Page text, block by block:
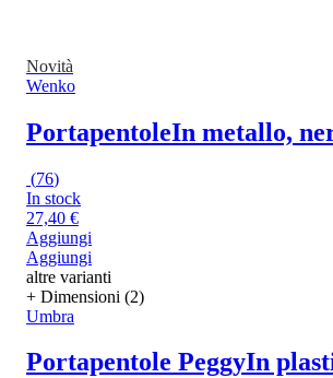
Novità
Wenko
PortapentoleIn metallo,
(76)
In stock
27,40 €
Aggiungi
Aggiungi
altre varianti
+ Dimensioni (2)
Umbra
Portapentole PeggyIn